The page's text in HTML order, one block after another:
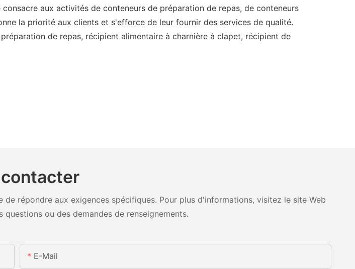
consacre aux activités de conteneurs de préparation de repas, de conteneurs
la priorité aux clients et s'efforce de leur fournir des services de qualité.
de repas, récipient alimentaire à charnière à clapet, récipient de
répondre aux exigences spécifiques. Pour plus d'informations, visitez le site Web
ou des demandes de renseignements.
E-Mail